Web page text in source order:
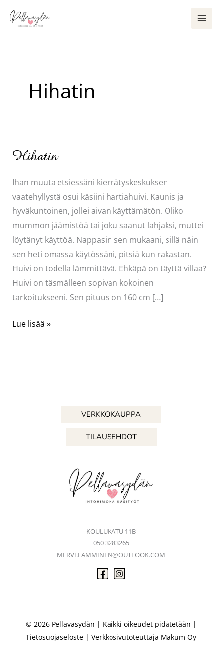
sisältöön
Hihatin
Hihatin
Ihan muuta etsiessäni kierrätyskeskuksen
vaatehyllystä osui käsiini hartiahuivi. Kaunis ja
hyväkuntoinen, jollei aivan käyttämätön. Oliko
mummon jäämistöä tai joku saanut lahjaksi, muttei
löytänyt käyttöä. Nappasin sen mukaani, sillä näin
sen heti omassa käytössäni, pitsiä kun rakastan.
Huivi on todella lämmittävä. Ehkäpä on täyttä villaa?
Huivi on täsmälleen sopivan kokoinen
tarkoitukseeni. Sen pituus on 160 cm […]
Hihatin
Lue lisää »
VERKKOKAUPPA
TILAUSEHDOT
KOULUKATU 11B
050 3283265
MERVI.LAMMINEN@OUTLOOK.COM
© 2026 Pellavasydän | Kaikki oikeudet pidätetään |
Tietosuojaseloste | Verkkosivutoteuttaja Makum Oy